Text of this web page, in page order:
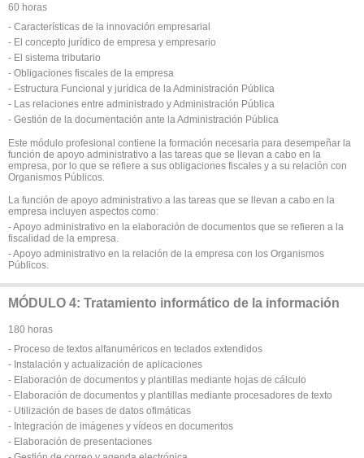
60 horas
- Características de la innovación empresarial
- El concepto jurídico de empresa y empresario
- El sistema tributario
- Obligaciones fiscales de la empresa
- Estructura Funcional y jurídica de la Administración Pública
- Las relaciones entre administrado y Administración Pública
- Gestión de la documentación ante la Administración Pública
Este módulo profesional contiene la formación necesaria para desempeñar la
función de apoyo administrativo a las tareas que se llevan a cabo en la
empresa, por lo que se refiere a sus obligaciones fiscales y a su relación con
Organismos Públicos.
La función de apoyo administrativo a las tareas que se llevan a cabo en la
empresa incluyen aspectos como:
- Apoyo administrativo en la elaboración de documentos que se refieren a la
fiscalidad de la empresa.
- Apoyo administrativo en la relación de la empresa con los Organismos
Públicos.
MÓDULO 4: Tratamiento informático de la información
180 horas
- Proceso de textos alfanuméricos en teclados extendidos
- Instalación y actualización de aplicaciones
- Elaboración de documentos y plantillas mediante hojas de cálculo
- Elaboración de documentos y plantillas mediante procesadores de texto
- Utilización de bases de datos ofimáticas
- Integración de imágenes y vídeos en documentos
- Elaboración de presentaciones